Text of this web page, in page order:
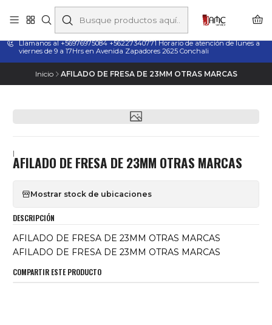
Taladros Magnéticos en Chile | Venta, Arriendo y Servicio
Técnico
Llamanos al +56976975084 +56227340771 Horario de atención de lunes a
viernes de 9 a 17Hrs en Avenida Zapadores 2625 Conchali
Inicio AFILADO DE FRESA DE 23MM OTRAS MARCAS
|
AFILADO DE FRESA DE 23MM OTRAS MARCAS
Mostrar stock de ubicaciones
DESCRIPCIÓN
AFILADO DE FRESA DE 23MM OTRAS MARCAS
AFILADO DE FRESA DE 23MM OTRAS MARCAS
COMPARTIR ESTE PRODUCTO